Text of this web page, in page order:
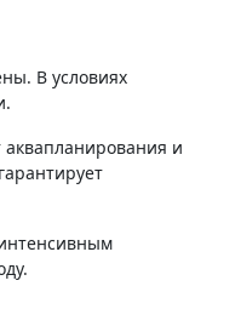
В условиях
и